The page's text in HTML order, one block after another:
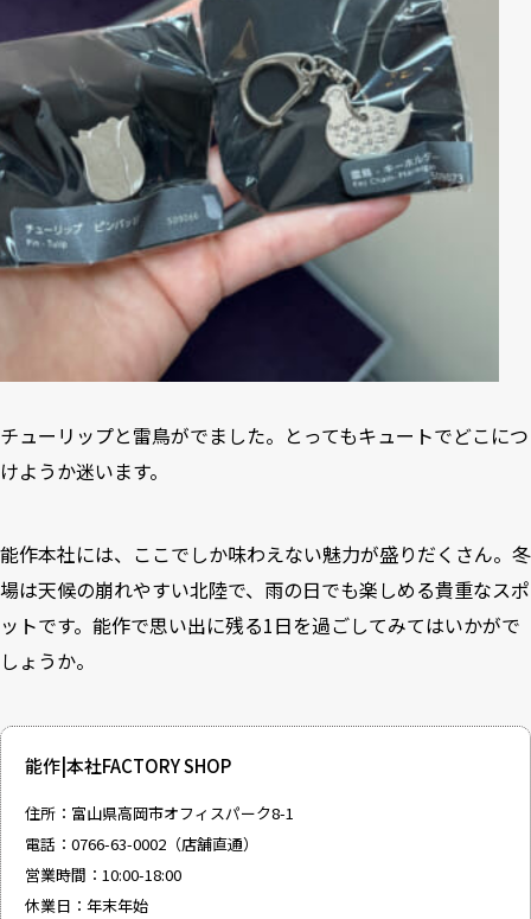
チューリップと雷鳥がでました。とってもキュートでどこにつ
けようか迷います。
能作本社には、ここでしか味わえない魅力が盛りだくさん。冬
場は天候の崩れやすい北陸で、雨の日でも楽しめる貴重なスポ
ットです。能作で思い出に残る1日を過ごしてみてはいかがで
しょうか。
能作|本社FACTORY SHOP
住所：富山県高岡市オフィスパーク8-1
電話：0766-63-0002（店舗直通）
営業時間：10:00-18:00
休業日：年末年始